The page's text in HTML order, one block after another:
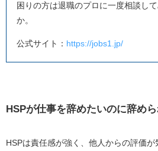
困りの方は退職のプロに一度相談し
か。
公式サイト： https://jobs1.jp/
HSPが仕事を辞めたいのに辞め
HSPは責任感が強く、他人からの評価